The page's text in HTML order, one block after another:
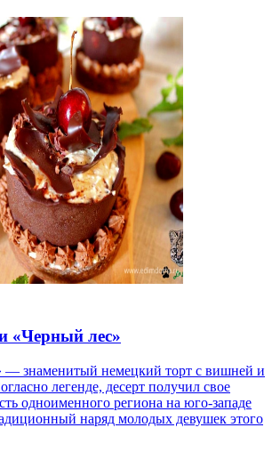
«Черный лес»
— знаменитый немецкий торт с вишней и
легенде, десерт получил свое
одноименного региона на юго-западе
наряд молодых девушек этого